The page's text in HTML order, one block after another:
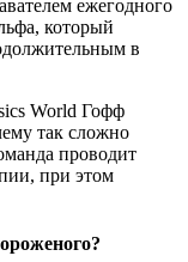
ежегодного
который
в
World Гофф
так сложно
проводит
при этом